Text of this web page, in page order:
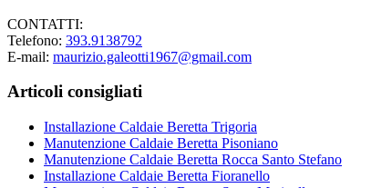
CONTATTI:
Telefono: 393.9138792
E-mail: maurizio.galeotti1967@gmail.com
Articoli consigliati
Installazione Caldaie Beretta Trigoria
Manutenzione Caldaie Beretta Pisoniano
Manutenzione Caldaie Beretta Rocca Santo Stefano
Installazione Caldaie Beretta Fioranello